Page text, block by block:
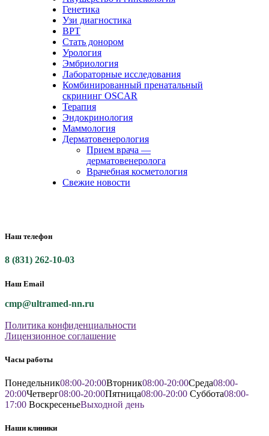
Генетика
Узи диагностика
ВРТ
Стать донором
Урология
Эмбриология
Лабораторные исследования
Комбинированный пренатальный
скрининг OSCAR
Терапия
Эндокринология
Маммология
Дерматовенерология
Прием врача —
дерматовенеролога
Врачебная косметология
Свежие новости
Наш телефон
8 (831) 262-10-03
Наш Email
cmp@ultramed-nn.ru
Политика конфиденциальности
Лицензионное соглашение
Часы работы
Понедельник08:00-20:00Вторник08:00-20:00Среда08:00-
20:00Четверг08:00-20:00Пятница08:00-20:00 Суббота08:00-
17:00 ВоскресеньеВыходной день
Наши клиники